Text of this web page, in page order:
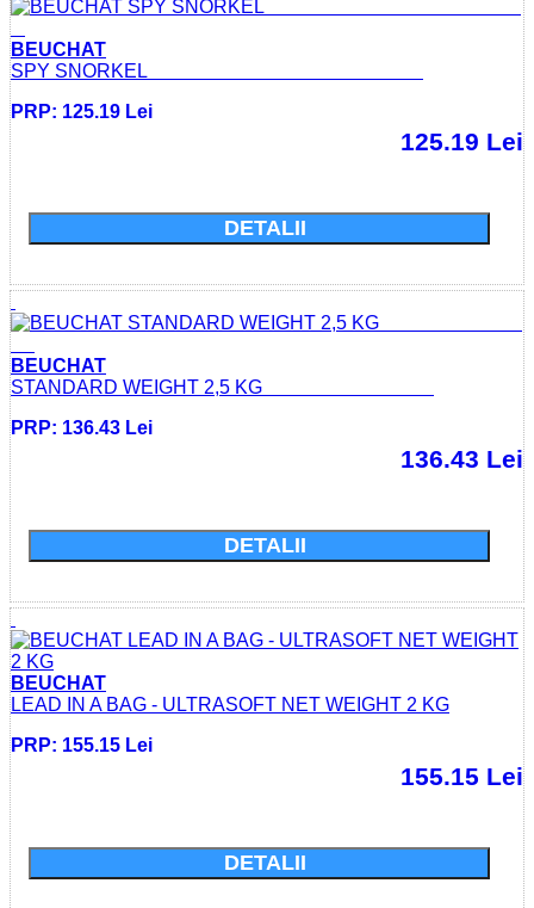
BEUCHAT
SPY SNORKEL
PRP: 125.19 Lei
125.19 Lei
DETALII
BEUCHAT
STANDARD WEIGHT 2,5 KG
PRP: 136.43 Lei
136.43 Lei
DETALII
BEUCHAT
LEAD IN A BAG - ULTRASOFT NET WEIGHT 2 KG
PRP: 155.15 Lei
155.15 Lei
DETALII